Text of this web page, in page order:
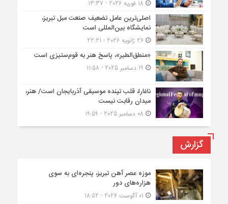
اصلی‌ترین عامل تضعیف صنعت مبل تبریز،
نمایشگاه بین‌المللی است
26 ژانویه 2026 - 22:21
«منطق‌الطیر»، پاسخ هنر به قوم‌ستیزی است
ناغارا، قلب تپنده موسیقی آذربایجان است/ هنر،
میدان رقابت نیست
گزارش
موزه عصر آهن تبریز، پنجره‌ای به سوی
هزاره‌های دور